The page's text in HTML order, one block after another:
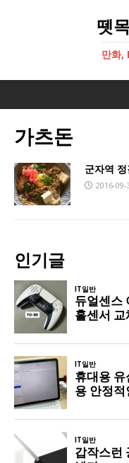
뗏
만화,
가츠돈
군자역
2016-09-
인기글